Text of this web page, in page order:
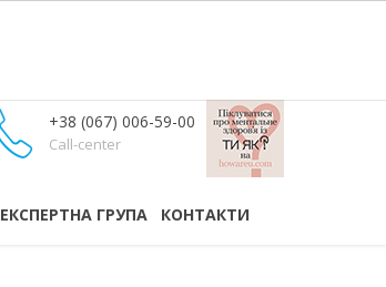
+38 (067) 006-59-00
Call-center
ЕКСПЕРТНА ГРУПА КОНТАКТИ